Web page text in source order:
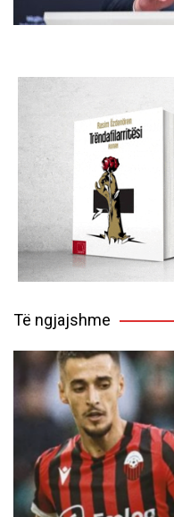
Të ngjajshme